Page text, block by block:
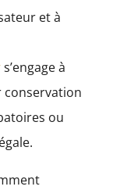
et à
s’engage à
conservation
ou